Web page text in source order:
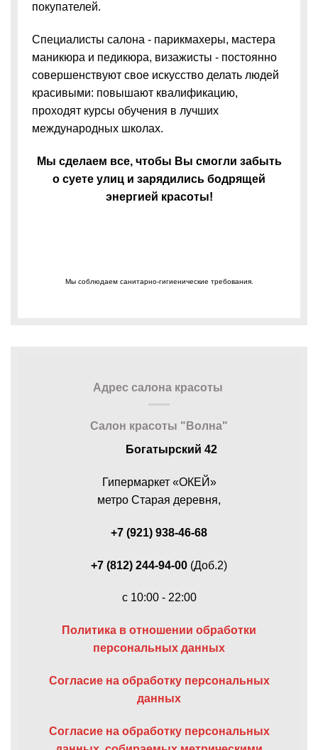
покупателей.
Специалисты салона - парикмахеры, мастера
маникюра и педикюра, визажисты - постоянно
совершенствуют свое искусство делать людей
красивыми: повышают квалификацию,
проходят курсы обучения в лучших
международных школах.
Мы сделаем все, чтобы Вы смогли забыть
о суете улиц и зарядились бодрящей
энергией красоты!
Мы соблюдаем санитарно-гигиенические требования.
Адрес салона красоты
Салон красоты "Волна"
Богатырский 42
Гипермаркет «ОКЕЙ»
метро Старая деревня,
+7 (921) 938-46-68
+7 (812) 244-94-00 (Доб.2)
c 10:00 - 22:00
Политика в отношении обработки
персональных данных
Согласие на обработку персональных
данных
Согласие на обработку персональных